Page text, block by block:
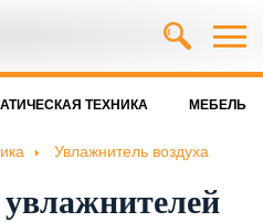
ТЕХНИКА МЕБЕЛЬ
Увлажнитель воздуха